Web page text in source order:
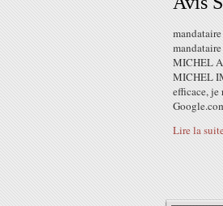
MICHEL
MICHEL
efficace, je
Lire la